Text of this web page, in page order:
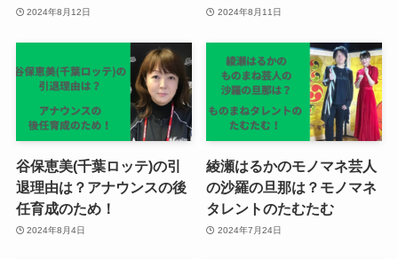
2024年8月12日 2024年8月11日
谷保恵美(千葉ロッテ)の引
退理由は？アナウンスの後
任育成のため！
2024年8月4日
綾瀬はるかのモノマネ芸人
の沙羅の旦那は？モノマネ
タレントのたむたむ
2024年7月24日